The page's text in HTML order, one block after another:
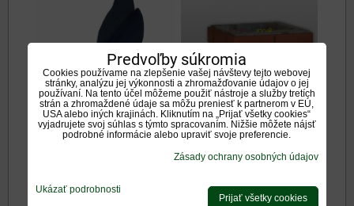
objednávku
Nadstrešný dekoračný
prvok imitácia tehla na
objednavku
Predvoľby súkromia
Cookies používame na zlepšenie vašej návštevy tejto webovej
stránky, analýzu jej výkonnosti a zhromažďovanie údajov o jej
používaní. Na tento účel môžeme použiť nástroje a služby tretích
strán a zhromaždené údaje sa môžu preniesť k partnerom v EÚ,
USA alebo iných krajinách. Kliknutím na „Prijať všetky cookies“
vyjadrujete svoj súhlas s týmto spracovaním. Nižšie môžete nájsť
podrobné informácie alebo upraviť svoje preferencie.
Zásady ochrany osobných údajov
Ukázať podrobnosti
Prijať všetky cookies